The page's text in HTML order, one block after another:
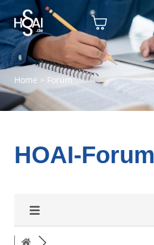
Home > Forum
HOAI-Forum